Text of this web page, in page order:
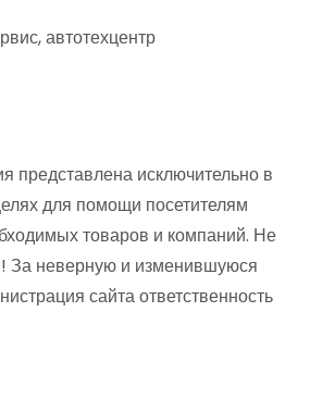
автотехцентр
представлена исключительно в
для помощи посетителям
товаров и компаний. Не
За неверную и изменившуюся
сайта ответственность